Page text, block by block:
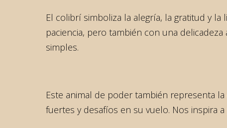
El colibrí simboliza la alegría, la gratitud y
paciencia, pero también con una
simples.
Este animal de poder también representa
fuertes y desafíos en su vuelo. Nos inspira